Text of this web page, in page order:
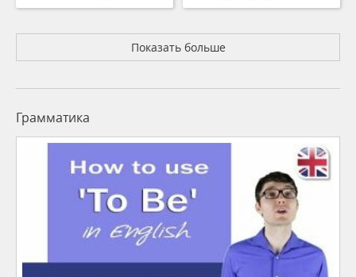
Показать больше
Грамматика